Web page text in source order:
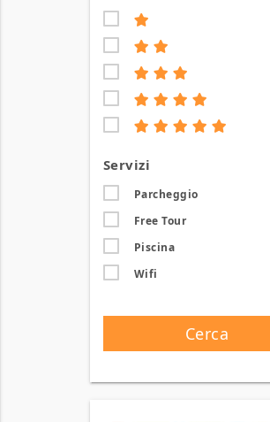
Servizi
Parcheggio
Free Tour
Piscina
Wifi
Cerca